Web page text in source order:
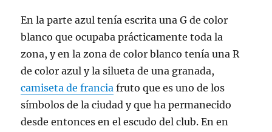
En la parte azul tenía escrita una G de color
blanco que ocupaba prácticamente toda la
zona, y en la zona de color blanco tenía una R
de color azul y la silueta de una granada,
camiseta de francia fruto que es uno de los
símbolos de la ciudad y que ha permanecido
desde entonces en el escudo del club. En en